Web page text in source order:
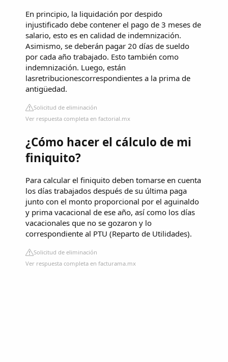
En principio, la liquidación por despido
injustificado debe contener el pago de 3 meses de
salario, esto es en calidad de indemnización.
Asimismo, se deberán pagar 20 días de sueldo
por cada año trabajado. Esto también como
indemnización. Luego, están
lasretribucionescorrespondientes a la prima de
antigüedad.
Solicitud de eliminación
Ver respuesta completa en factorial.mx
¿Cómo hacer el cálculo de mi
finiquito?
Para calcular el finiquito deben tomarse en cuenta
los días trabajados después de su última paga
junto con el monto proporcional por el aguinaldo
y prima vacacional de ese año, así como los días
vacacionales que no se gozaron y lo
correspondiente al PTU (Reparto de Utilidades).
Solicitud de eliminación
Ver respuesta completa en facturama.mx